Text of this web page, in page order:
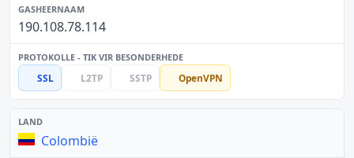
190.108.78.114
SSL L2TP SSTP OpenVPN
Colombië